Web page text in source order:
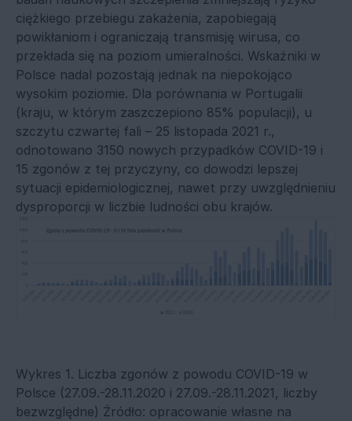
ciężkiego przebiegu zakażenia, zapobiegają
powikłaniom i ograniczają transmisję wirusa, co
przekłada się na poziom umieralności. Wskaźniki w
Polsce nadal pozostają jednak na niepokojąco
wysokim poziomie. Dla porównania w Portugalii
(kraju, w którym zaszczepiono 85% populacji), u
szczytu czwartej fali – 25 listopada 2021 r.,
odnotowano 3150 nowych przypadków COVID-19 i
15 zgonów z tej przyczyny, co dowodzi lepszej
sytuacji epidemiologicznej, nawet przy uwzględnieniu
dysproporcji w liczbie ludności obu krajów.
Wykres 1. Liczba zgonów z powodu COVID-19 w
Polsce (27.09.-28.11.2020 i 27.09.-28.11.2021, liczby
bezwzględne) Źródło: opracowanie własne na